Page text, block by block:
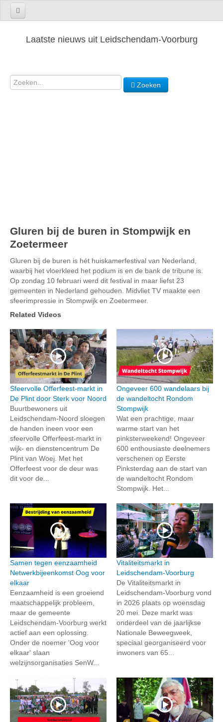
Laatste nieuws uit Leidschendam-Voorburg
Zoeken
Gluren bij de buren in Stompwijk en
Zoetermeer
Gluren bij de buren is hét huiskamerfestival van Nederland,
waarbij het vloerkleed het podium is en de bank de tribune is.
Op zondag 10 februari werd dit festival in maar liefst 23
gemeenten in Nederland gehouden. Midvliet TV maakte een
sfeerimpressie in Stompwijk en Zoetermeer.
Related Videos
Sfeervolle Offerfeest-markt in
De Plint door Sterk voor Noord
Buurtbewoners uit
Leidschendam-Noord sloegen
de handen ineen voor een
sfeervolle Offerfeest-markt in
wijk- en dienstencentrum De
Plint van Woej. Met het
Offerfeest voor de deur was
dit voor de...
Ongeveer 600 wandelaars bij
de wandeltocht Rondom
Stompwijk
Wat een prachtige, maar
warme start van het
pinksterweekend! Ongeveer
600 enthousiaste deelnemers
verschenen op Eerste
Pinksterdag aan de start van
de wandeltocht Rondom
Stompwijk. Het...
Samen tegen eenzaamheid
Netwerkbijeenkomst Oog voor
elkaar
Eenzaamheid is een groeiend
maatschappelijk probleem,
maar de gemeente
Leidschendam-Voorburg werkt
actief aan een oplossing.
Onder de noemer 'Oog voor
elkaar' slaan
welzijnsorganisaties SenW...
Vitaliteitsmarkt in
Leidschendam-Voorburg
De Vitaliteitsmarkt in
Leidschendam-Voorburg vond
in 2026 plaats op woensdag
20 mei. Deze markt was
onderdeel van de jaarlijkse
Nationale Beweegweek,
speciaal georganiseerd voor
inwoners van 65...